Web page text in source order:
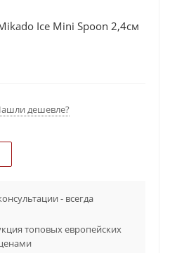
Ice Mini Spoon 2,4см
дешевле?
- всегда
топовых европейских